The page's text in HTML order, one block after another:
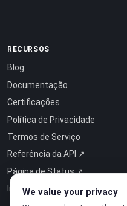
RECURSOS
Blog
Documentação
Certificações
Política de Privacidade
Termos de Serviço
Referência da API ↗
Página de Status ↗
Inteligência como Serviço ↗
We value your privacy